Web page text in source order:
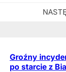
Groźny
po starcie z